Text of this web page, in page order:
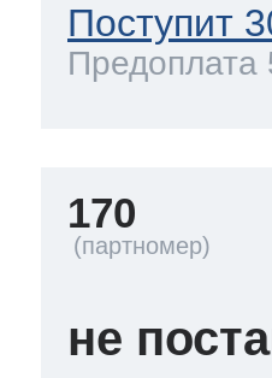
Поступит
Предоплата
170
не